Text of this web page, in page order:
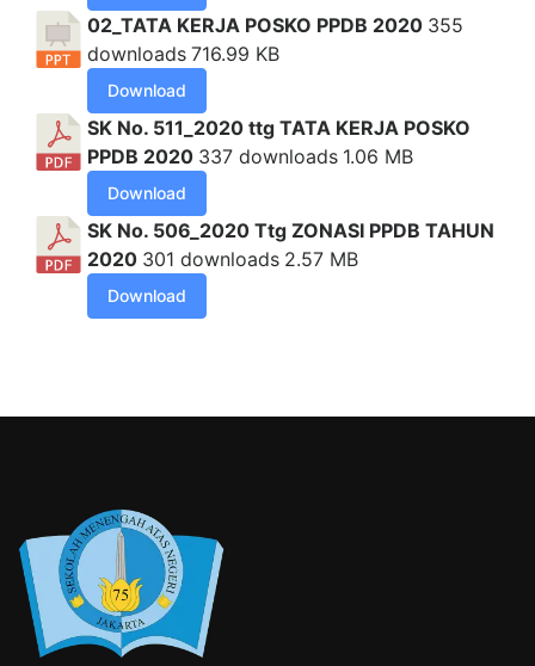
02_TATA KERJA POSKO PPDB 2020 355
downloads 716.99 KB
Download
SK No. 511_2020 ttg TATA KERJA POSKO
PPDB 2020 337 downloads 1.06 MB
Download
SK No. 506_2020 Ttg ZONASI PPDB TAHUN
2020 301 downloads 2.57 MB
Download